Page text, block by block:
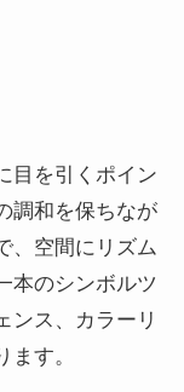
目を引くポイン
調和を保ちなが
、空間にリズム
本のシンボルツ
ンス、カラーリ
す。